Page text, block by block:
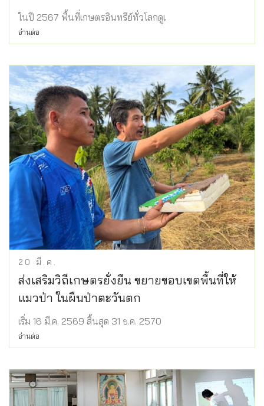
ในปี 2567 พื้นที่เกษตรอินทรีย์ทั่วโลกดูเ
อ่านต่อ
20 มี.ค.
ส่งเสริมวิถีเกษตรยั่งยืน ขยายขอบเขตพื้นที่ให้
แมวป่า ในผืนป่าตะวันตก
เริ่ม 16 มี.ค. 2569 สิ้นสุด 31 ธ.ค. 2570
อ่านต่อ